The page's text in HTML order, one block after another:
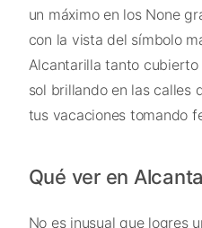
un máximo en los None
con la vista del símbolo
Alcantarilla tanto
sol brillando en las calles
tus vacaciones tomando
Qué ver en
No es inusual que logres